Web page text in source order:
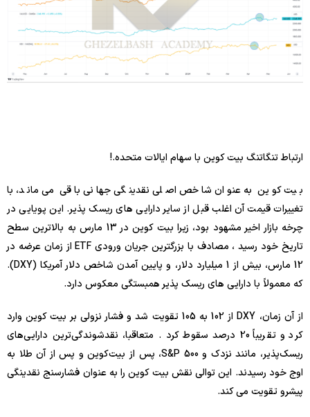
ارتباط تنگاتنگ بیت کوین با سهام ایالات متحده.!
بیت کوین به عنوان شاخص اصلی نقدینگی جهانی باقی می ماند، با
تغییرات قیمت آن اغلب قبل از سایر دارایی های ریسک پذیر. این پویایی در
چرخه بازار اخیر مشهود بود، زیرا بیت کوین در 13 مارس به بالاترین سطح
تاریخ خود رسید ، مصادف با بزرگترین جریان ورودی ETF از زمان عرضه در
12 مارس، بیش از 1 میلیارد دلار، و پایین آمدن شاخص دلار آمریکا (DXY).
که معمولاً با دارایی های ریسک پذیر همبستگی معکوس دارد.
از آن زمان، DXY از 102 به 105 تقویت شد و فشار نزولی بر بیت کوین وارد
کرد و تقریباً 20 درصد سقوط کرد . متعاقبا، نقدشوندگی‌ترین دارایی‌های
ریسک‌پذیر، مانند نزدک و S&P 500، پس از بیت‌کوین و پس از آن طلا به
اوج خود رسیدند. این توالی نقش بیت کوین را به عنوان فشارسنج نقدینگی
پیشرو تقویت می کند.